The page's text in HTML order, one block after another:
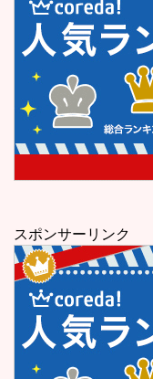
スポンサーリンク